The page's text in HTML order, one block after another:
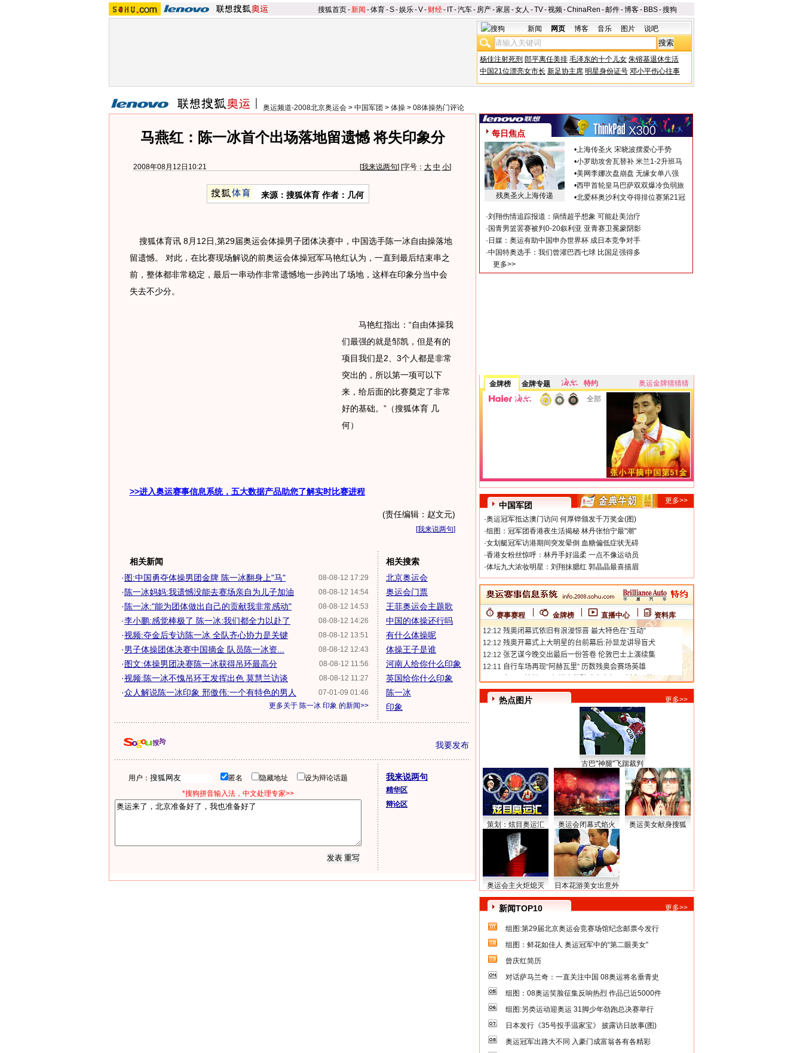
搜狐首页-新闻 -体育-S-娱乐-V- 财经- IT-汽车- 房产-家居-女人 -TV-视频-ChinaRen -邮件-博客- BBS-搜狗
新闻 网页 博客 音乐 图片 说吧
杨佳注射死刑 郎平离任美排 毛泽东的十个儿女 朱镕基退休生活
中国21位漂亮女市长 新足协主席 明星身份证号 邓小平伤心往事
奥运频道-2008北京奥运会 > 中国军团 > 体操 > 08体操热门评论
马燕红：陈一冰首个出场落地留遗憾 将失印象分
2008年08月12日10:21 [我来说两句] [字号： 大 中 小]
来源：搜狐体育 作者：几何
搜狐体育讯 8月12日,第29届奥运会体操男子团体决赛中，中国选手陈一冰自由操落地
留遗憾。 对此，在比赛现场解说的前奥运会体操冠军马艳红认为，一直到最后结束串之
前，整体都非常稳定，最后一串动作非常遗憾地一步跨出了场地，这样在印象分当中会
失去不少分。
马艳红指出：“自由体操我
们最强的就是邹凯，但是有的
项目我们是2、3个人都是非常
突出的，所以第一项可以下
来，给后面的比赛奠定了非常
好的基础。”（搜狐体育 几
何）
>>进入奥运赛事信息系统，五大数据产品助您了解实时比赛进程
(责任编辑：赵文元)
[我来说两句]
相关新闻
08-08-12 17:29
·图:中国勇夺体操男团金牌 陈一冰翻身上"马"
08-08-12 14:54
· 陈一冰妈妈:我遗憾没能去赛场亲自为儿子加油
08-08-12 14:53
· 陈一冰:"能为团体做出自己的贡献我非常感动"
08-08-12 14:26
·李小鹏:感觉棒极了 陈一冰:我们都全力以赴了
08-08-12 13:51
·视频:夺金后专访陈一冰 全队齐心协力是关键
08-08-12 12:43
·男子体操团体决赛中国摘金 队员陈一冰资...
08-08-12 11:56
·图文:体操男团决赛陈一冰获得吊环最高分
08-08-12 11:27
·视频:陈一冰不愧吊环王发挥出色 莫慧兰访谈
07-01-09 01:46
·众人解说陈一冰印象 邢傲伟:一个有特色的男人
更多关于 陈一冰 印象 的新闻>>
相关搜索
北京奥运会
奥运会门票
王菲奥运会主题歌
中国的体操还行吗
有什么体操呢
体操王子是谁
河南人给你什么印象
英国给你什么印象
陈一冰
印象
我要发布
用户： 匿名 隐藏地址
设为辩论话题
*搜狗拼音输入法，中文处理专家>>
我来说两句
精华区
辩论区
每日焦点
残奥圣火上海传递
•上海传圣火 宋晓波摆爱心手势
•小罗助攻舍瓦替补 米兰1-2升班马
•美网李娜次盘崩盘 无缘女单八强
•西甲首轮皇马巴萨双双爆冷负弱旅
•北爱杯奥沙利文夺得排位赛第21冠
·刘翔伤情追踪报道：病情超乎想象 可能赴美治疗
· 国青男篮罢赛被判0-20叙利亚 亚青赛卫冕蒙阴影
· 日媒：奥运有助中国申办世界杯 成日本竞争对手
·中国特奥选手：我们曾灌巴西七球 比国足强得多
更多>>
金牌榜 金牌专题 特约
奥运金牌猜猜猜
全部
中国军团
更多>>
·奥运冠军抵达澳门访问 何厚铧颁发千万奖金(图)
·组图：冠军团香港夜生活揭秘 林丹张怡宁最"潮"
·女划艇冠军访港期间突发晕倒 血糖偏低症状无碍
·香港女粉丝惊呼：林丹手好温柔 一点不像运动员
·体坛九大浓妆明星：刘翔抹腮红 郭晶晶最喜描眉
赛事赛程 金牌榜 直播中心 资料库
热点图片 更多>>
古巴"神腿"飞踹裁判
策划：炫目奥运汇 奥运会闭幕式焰火 奥运美女献身搜狐
奥运会主火炬熄灭 日本花游美女出意外
新闻TOP10 更多>>
组图:第29届北京奥运会竞赛场馆纪念邮票今发行
组图：鲜花如佳人 奥运冠军中的“第二眼美女”
曾庆红简历
对话萨马兰奇：一直关注中国 08奥运将名垂青史
组图：08奥运笑脸征集反响热烈 作品已近5000件
组图:另类运动迎奥运 31脚少年劲跑总决赛举行
日本发行《35号投手温家宝》 披露访日故事(图)
奥运冠军出路大不同 入豪门成富翁各有各精彩